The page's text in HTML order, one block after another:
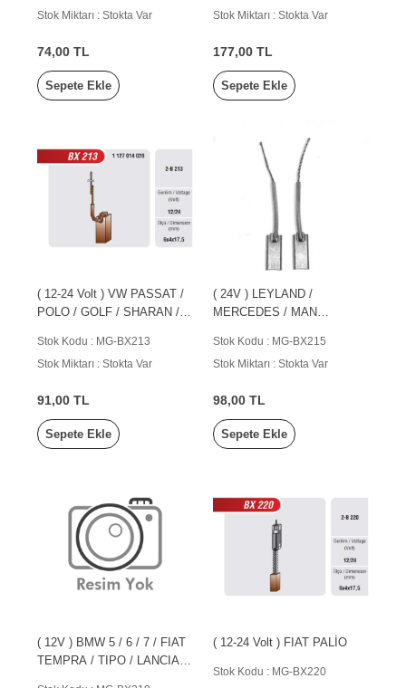
Stok Miktarı : Stokta Var
74,00 TL
Sepete Ekle
Stok Miktarı : Stokta Var
177,00 TL
Sepete Ekle
( 12-24 Volt ) VW PASSAT /
POLO / GOLF / SHARAN /
Stok Kodu : MG-BX213
Stok Miktarı : Stokta Var
91,00 TL
Sepete Ekle
( 24V ) LEYLAND /
MERCEDES / MAN
Stok Kodu : MG-BX215
Stok Miktarı : Stokta Var
98,00 TL
Sepete Ekle
( 12V ) BMW 5 / 6 / 7 / FIAT
TEMPRA / TIPO / LANCIA
( 12-24 Volt ) FIAT PALİO
Stok Kodu : MG-BX220